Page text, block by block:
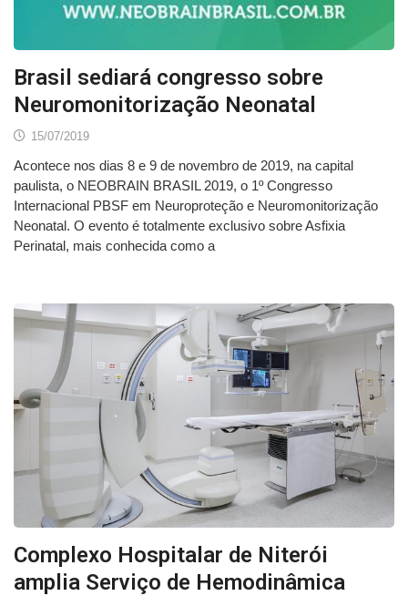
Brasil sediará congresso sobre
Neuromonitorização Neonatal
15/07/2019
Acontece nos dias 8 e 9 de novembro de 2019, na capital
paulista, o NEOBRAIN BRASIL 2019, o 1º Congresso
Internacional PBSF em Neuroproteção e Neuromonitorização
Neonatal. O evento é totalmente exclusivo sobre Asfixia
Perinatal, mais conhecida como a
Complexo Hospitalar de Niterói
amplia Serviço de Hemodinâmica